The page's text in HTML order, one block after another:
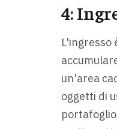
4:
L'ingresso
un'area
oggetti di